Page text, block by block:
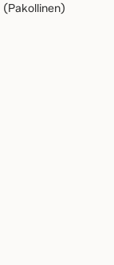
(Pakollinen)